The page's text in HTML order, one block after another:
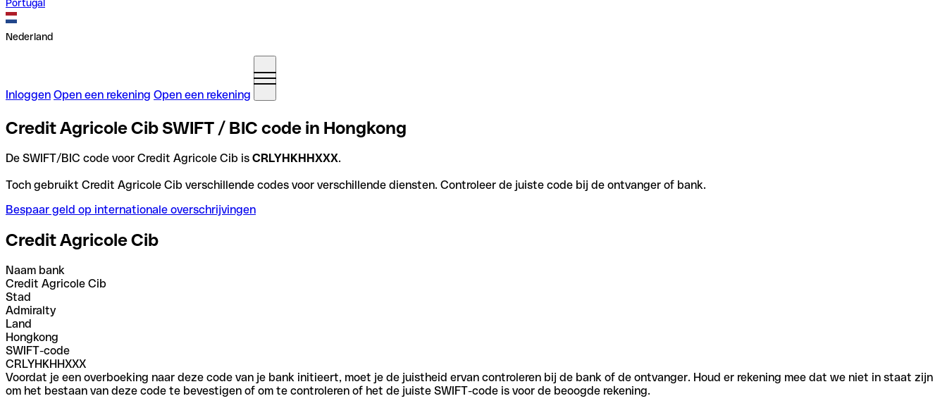
Portugal
Nederland
Inloggen Open een rekening Open een rekening
Credit Agricole Cib SWIFT / BIC code in Hongkong
De SWIFT/BIC code voor Credit Agricole Cib is CRLYHKHHXXX.
Toch gebruikt Credit Agricole Cib verschillende codes voor verschillende diensten. Controleer de juiste code bij de ontvanger of bank.
Bespaar geld op internationale overschrijvingen
Credit Agricole Cib
Naam bank
Credit Agricole Cib
Stad
Admiralty
Land
Hongkong
SWIFT-code
CRLYHKHHXXX
Voordat je een overboeking naar deze code van je bank initieert, moet je de juistheid ervan controleren bij de bank of de ontvanger. Houd er rekening mee dat we niet in staat zijn
om het bestaan van deze code te bevestigen of om te controleren of het de juiste SWIFT-code is voor de beoogde rekening.